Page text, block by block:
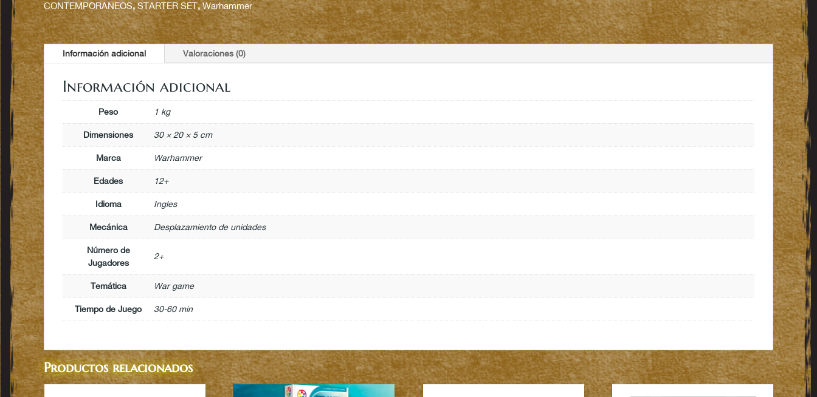
CONTEMPORANEOS,STARTER SET,Warhammer
Información adicional Valoraciones (0)
Información adicional
Peso 1 kg
Dimensiones 30 × 20 × 5 cm
Marca Warhammer
Edades 12+
Idioma Ingles
Mecánica Desplazamiento de unidades
Número de
Jugadores
2+
Temática War game
Tiempo de Juego 30-60 min
Productos relacionados